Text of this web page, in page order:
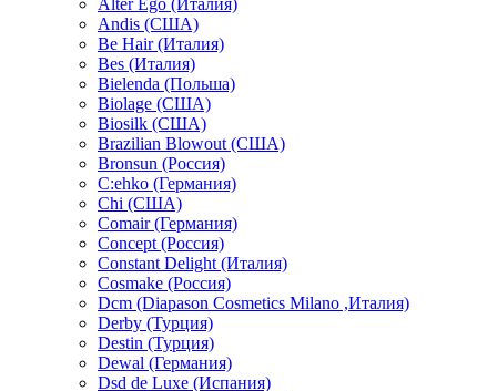
Alter Ego (Италия)
Andis (США)
Be Hair (Италия)
Bes (Италия)
Bielenda (Польша)
Biolage (США)
Biosilk (США)
Brazilian Blowout (США)
Bronsun (Россия)
C:ehko (Германия)
Chi (США)
Comair (Германия)
Concept (Россия)
Constant Delight (Италия)
Cosmake (Россия)
Dcm (Diapason Cosmetics Milano ,Италия)
Derby (Турция)
Destin (Турция)
Dewal (Германия)
Dsd de Luxe (Испания)